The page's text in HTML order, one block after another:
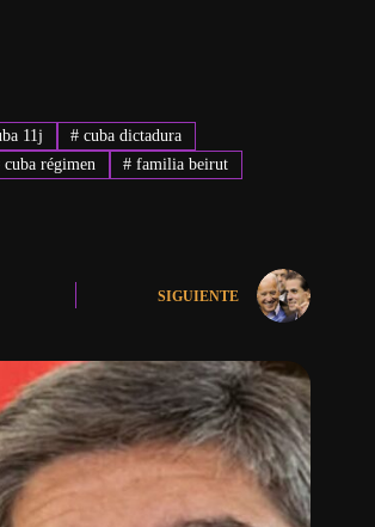
11j # cuba dictadura
cuba régimen # familia beirut
SIGUIENTE